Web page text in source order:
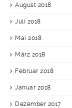
August 2018
Juli 2018
Mai 2018
März 2018
Februar 2018
Januar 2018
Dezember 2017